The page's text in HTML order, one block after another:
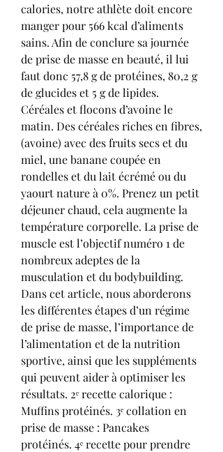
calories, notre athlète doit encore
manger pour 566 kcal d’aliments
sains. Afin de conclure sa journée
de prise de masse en beauté, il lui
faut donc 57,8 g de protéines, 80,2 g
de glucides et 5 g de lipides.
Céréales et flocons d’avoine le
matin. Des céréales riches en fibres,
(avoine) avec des fruits secs et du
miel, une banane coupée en
rondelles et du lait écrémé ou du
yaourt nature à 0%. Prenez un petit
déjeuner chaud, cela augmente la
température corporelle. La prise de
muscle est l’objectif numéro 1 de
nombreux adeptes de la
musculation et du bodybuilding.
Dans cet article, nous aborderons
les différentes étapes d’un régime
de prise de masse, l’importance de
l’alimentation et de la nutrition
sportive, ainsi que les suppléments
qui peuvent aider à optimiser les
résultats. 2ᵉ recette calorique :
Muffins protéinés. 3ᵉ collation en
prise de masse : Pancakes
protéinés. 4ᵉ recette pour prendre